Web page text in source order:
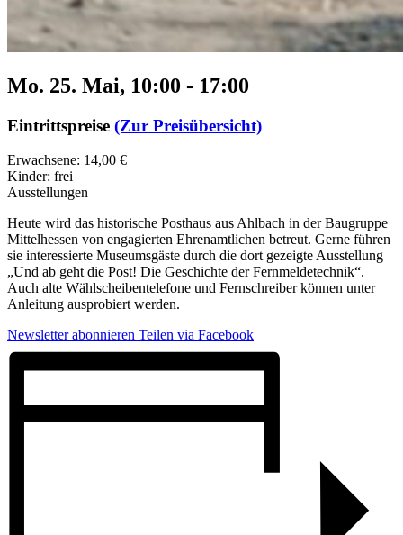
Mo. 25. Mai, 10:00 - 17:00
Eintrittspreise (Zur Preisübersicht)
Erwachsene: 14,00 €
Kinder: frei
Ausstellungen
Heute wird das historische Posthaus aus Ahlbach in der Baugruppe
Mittelhessen von engagierten Ehrenamtlichen betreut. Gerne führen
sie interessierte Museumsgäste durch die dort gezeigte Ausstellung
„Und ab geht die Post! Die Geschichte der Fernmeldetechnik“.
Auch alte Wählscheibentelefone und Fernschreiber können unter
Anleitung ausprobiert werden.
Newsletter abonnieren Teilen via Facebook